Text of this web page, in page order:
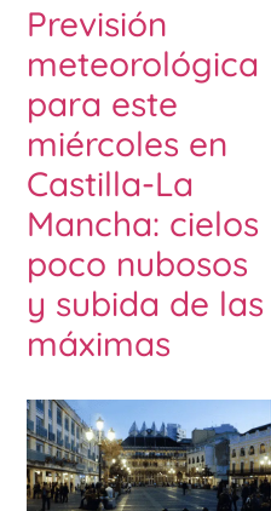
Previsión
meteorológica
para este
miércoles en
Castilla-La
Mancha: cielos
poco nubosos
y subida de las
máximas